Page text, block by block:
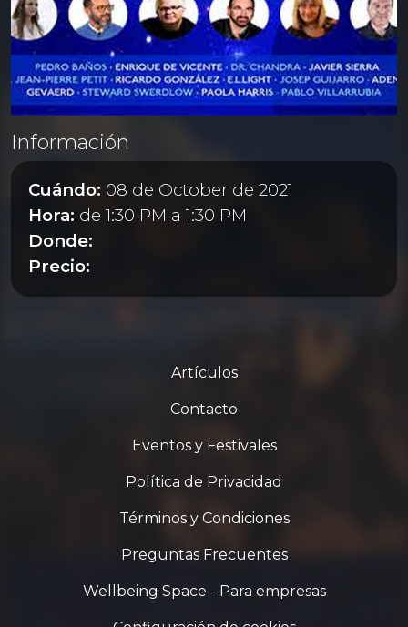
Información
Cuándo: 08 de October de 2021
Hora: de 1:30 PM a 1:30 PM
Donde:
Precio:
Artículos
Contacto
Eventos y Festivales
Política de Privacidad
Términos y Condiciones
Preguntas Frecuentes
Wellbeing Space - Para empresas